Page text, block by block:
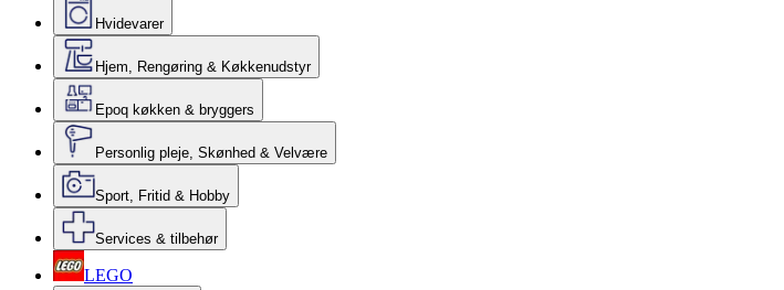
Hvidevarer
Hjem, Rengøring & Køkkenudstyr
Epoq køkken & bryggers
Personlig pleje, Skønhed & Velvære
Sport, Fritid & Hobby
Services & tilbehør
LEGO